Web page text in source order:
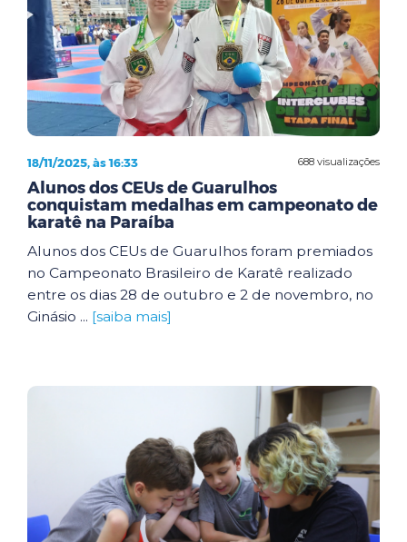
688 visualizações
18/11/2025, às 16:33
Alunos dos CEUs de Guarulhos
conquistam medalhas em campeonato de
karatê na Paraíba
Alunos dos CEUs de Guarulhos foram premiados
no Campeonato Brasileiro de Karatê realizado
entre os dias 28 de outubro e 2 de novembro, no
Ginásio ... [saiba mais]